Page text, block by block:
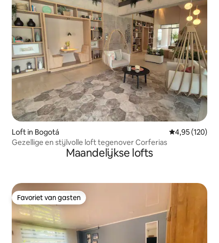
Loft in Bogotá Gemiddelde
4,95 (120)
Gezellige en stijlvolle loft tegenover Corferias
Maandelijkse lofts
Favoriet van gasten
Favoriet van gasten